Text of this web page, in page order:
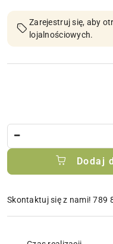
Zarejestruj się, aby
lojalnościowych.
Dodaj
Skontaktuj się z nami! 789